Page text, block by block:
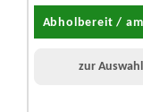
Abholbereit / am
zur Auswahl